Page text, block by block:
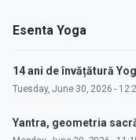
Esenta Yoga
14 ani de învățătură
Tuesday, June 30, 2026 -
Yantra, geometria